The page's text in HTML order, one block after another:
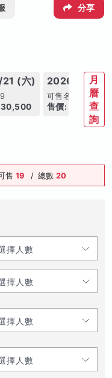
分享
(六)
30,500
2026/11/22
可售名額: 19
售價: NT$
月
曆
查
詢
售 19 / 總數 20